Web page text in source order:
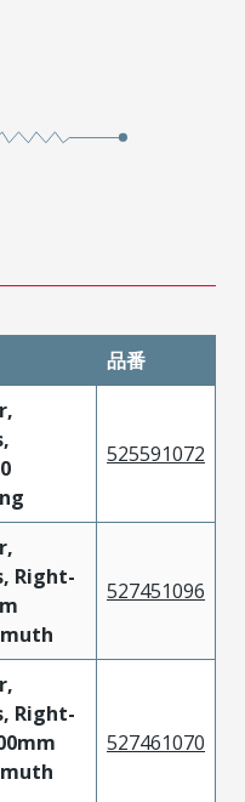
品番
525591072
Right-
527451096
Right-
527461070